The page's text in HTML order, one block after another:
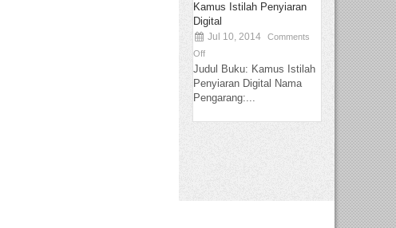
Kamus Istilah Penyiaran
Digital
Jul 10, 2014
Comments
Off
Judul Buku: Kamus Istilah
Penyiaran Digital Nama
Pengarang:...